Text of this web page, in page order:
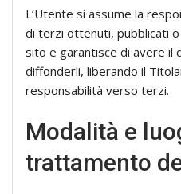
L’Utente si assume la
di terzi ottenuti, pubblicati
sito e garantisce di avere il
diffonderli, liberando il
responsabilità verso terzi.
Modalità e
trattamento